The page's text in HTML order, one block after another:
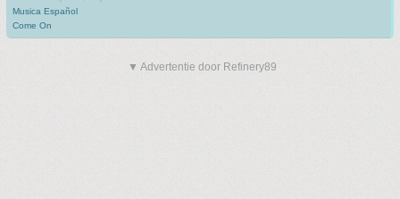
Musica Español
Come On
▼ Advertentie door Refinery89